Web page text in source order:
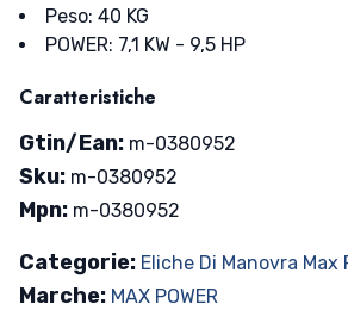
Peso: 40 KG
POWER: 7,1 KW - 9,5 HP
Caratteristiche
Gtin/Ean: m-0380952
Sku: m-0380952
Mpn: m-0380952
Categorie: Eliche Di Manovra Max
Marche: MAX POWER